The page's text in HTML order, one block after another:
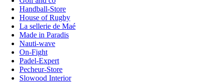
Handball-Store
House of Rugby
La sellerie de Maé
Made in Paradis
Nauti-wave
On-Fight
Padel-Expert
Pecheur-Store
Slowood Interior